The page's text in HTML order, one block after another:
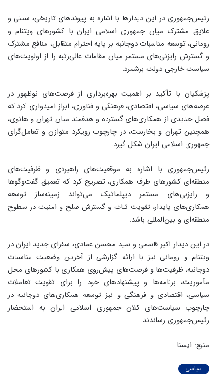
رئیس‌جمهوری در این دیدارها با اشاره به پیوندهای تاریخی، سنتی و
علایق مشترک میان جمهوری اسلامی ایران با کشورهای ویتنام و
رومانی، توسعه مناسبات دوجانبه بر پایه احترام متقابل، منافع مشترک
و گسترش رایزنی‌های مستمر میان مقامات عالی‌رتبه را از اولویت‌های
سیاست خارجی دولت برشمرد.
پزشکیان با تأکید بر اهمیت بهره‌برداری از فرصت‌های نوظهور در
عرصه‌های سیاسی، اقتصادی، فرهنگی و فناوری، ابراز امیدواری کرد که
فصل جدیدی از همکاری‌های گسترده و هدفمند میان تهران و هانوی،
همچنین تهران و بخارست، در چارچوب رویکرد متوازن و تعامل‌گرای
جمهوری اسلامی ایران شکل گیرد.
رئیس‌جمهوری با اشاره به موقعیت‌های راهبردی و ظرفیت‌های
منطقه‌ای کشورهای طرف همکاری، تصریح کرد که تعمیق گفت‌وگوها
و رایزنی‌های مستمر دیپلماتیک می‌تواند زمینه‌ساز توسعه
همکاری‌های پایدار، تقویت ثبات و گسترش صلح و امنیت در سطوح
منطقه‌ای و بین‌المللی باشد.
در این دیدار اکبر قاسمی و سید محسن عمادی، سفرای جدید ایران در
ویتنام و رومانی نیز با ارائه گزارشی از آخرین وضعیت مناسبات
دوجانبه، ظرفیت‌ها و فرصت‌های پیش‌روی همکاری با کشورهای محل
مأموریت، برنامه‌ها و پیشنهادهای خود را برای تقویت تعاملات
سیاسی، اقتصادی و فرهنگی و نیز توسعه همکاری‌های دوجانبه در
چارچوب سیاست‌های کلان جمهوری اسلامی ایران به استحضار
رئیس‌جمهوری رساندند.
منبع: ایسنا
سیاسی